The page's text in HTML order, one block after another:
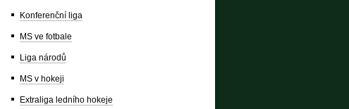
Konferenční liga
MS ve fotbale
Liga národů
MS v hokeji
Extraliga ledního hokeje